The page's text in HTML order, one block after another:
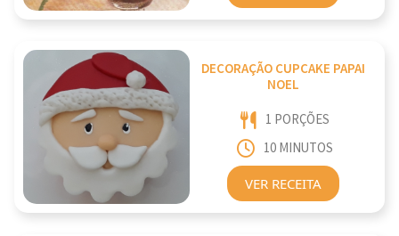
DECORAÇÃO CUPCAKE PAPAI
NOEL
1 PORÇÕES
10 MINUTOS
VER RECEITA